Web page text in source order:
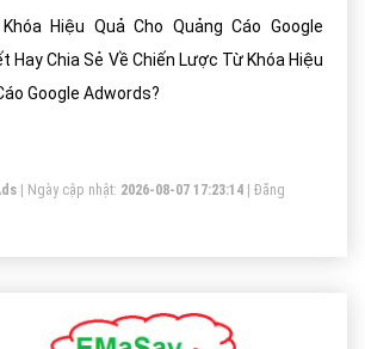
Hiệu Quả Cho Quảng Cáo Google
Hay Chia Sẻ Về Chiến Lược Từ Khóa Hiệu
Google Adwords?
| Ngày cập nhật: 2026-08-07 17:23:14
Đăng